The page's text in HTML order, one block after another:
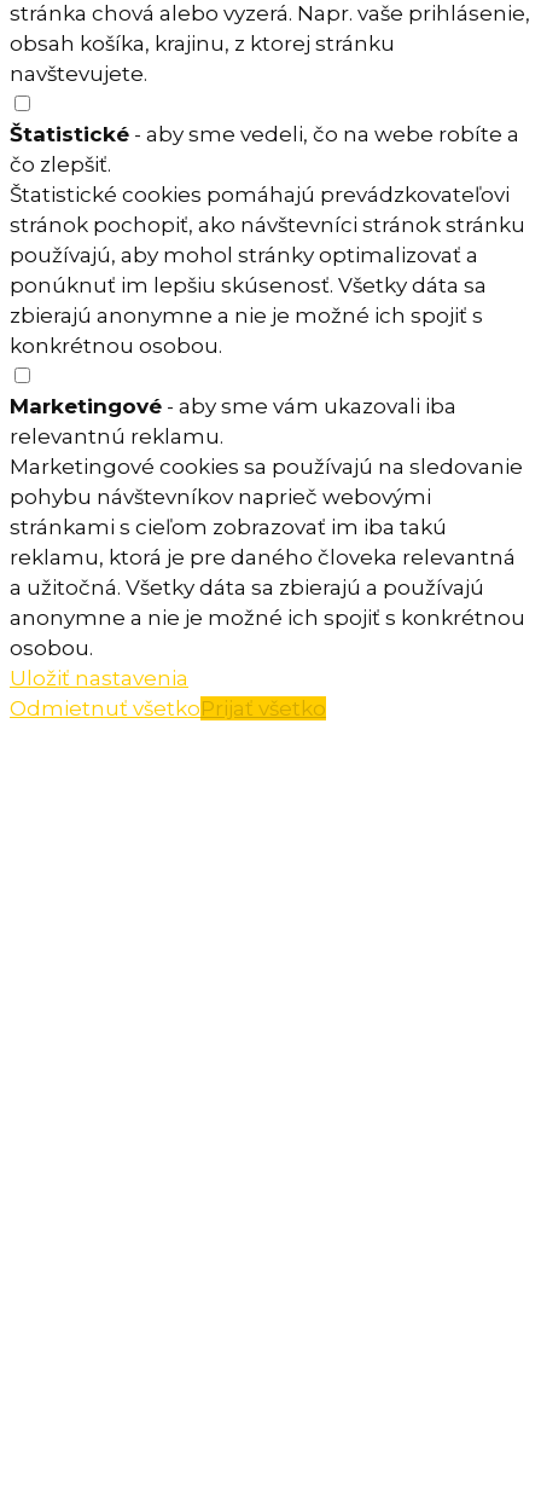
stránka chová alebo vyzerá. Napr. vaše prihlásenie,
obsah košíka, krajinu, z ktorej stránku
navštevujete.
Štatistické - aby sme vedeli, čo na webe robíte a
čo zlepšiť.
Štatistické cookies pomáhajú prevádzkovateľovi
stránok pochopiť, ako návštevníci stránok stránku
používajú, aby mohol stránky optimalizovať a
ponúknuť im lepšiu skúsenosť. Všetky dáta sa
zbierajú anonymne a nie je možné ich spojiť s
konkrétnou osobou.
Marketingové - aby sme vám ukazovali iba
relevantnú reklamu.
Marketingové cookies sa používajú na sledovanie
pohybu návštevníkov naprieč webovými
stránkami s cieľom zobrazovať im iba takú
reklamu, ktorá je pre daného človeka relevantná
a užitočná. Všetky dáta sa zbierajú a používajú
anonymne a nie je možné ich spojiť s konkrétnou
osobou.
Uložiť nastavenia
Odmietnuť všetkoPrijať všetko